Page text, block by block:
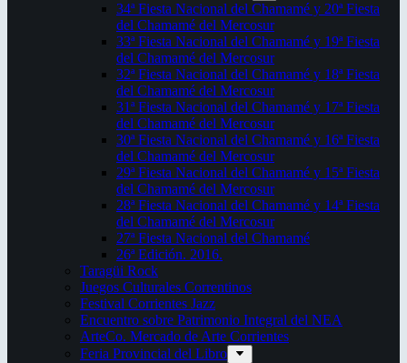
34ª Fiesta Nacional del Chamamé y 20ª Fiesta
del Chamamé del Mercosur
33ª Fiesta Nacional del Chamamé y 19ª Fiesta
del Chamamé del Mercosur
32ª Fiesta Nacional del Chamamé y 18ª Fiesta
del Chamamé del Mercosur
31ª Fiesta Nacional del Chamamé y 17ª Fiesta
del Chamamé del Mercosur
30ª Fiesta Nacional del Chamamé y 16ª Fiesta
del Chamamé del Mercosur
29ª Fiesta Nacional del Chamamé y 15ª Fiesta
del Chamamé del Mercosur
28ª Fiesta Nacional del Chamamé y 14ª Fiesta
del Chamamé del Mercosur
27ª Fiesta Nacional del Chamamé
26ª Edición. 2016.
Taragüi Rock
Juegos Culturales Correntinos
Festival Corrientes Jazz
Encuentro sobre Patrimonio Integral del NEA
ArteCo. Mercado de Arte Corrientes
Feria Provincial del Libro